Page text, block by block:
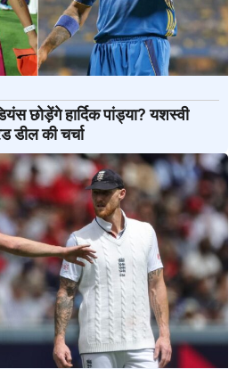
छोड़ेंगे हार्दिक पांड्या? यशस्वी
डील की चर्चा